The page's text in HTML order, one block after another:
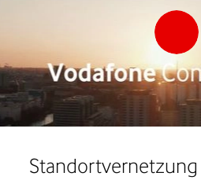
Standortvernetzung